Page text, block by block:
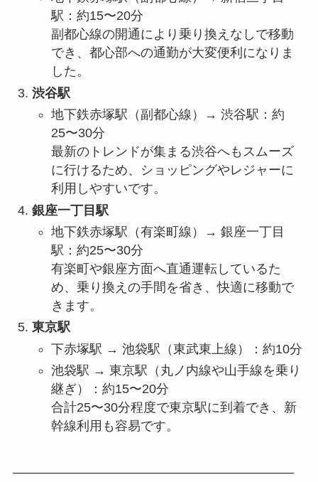
駅：約15〜20分
副都心線の開通により乗り換えなしで移動
でき、都心部への通勤が大変便利になりま
した。
渋谷駅
地下鉄赤塚駅（副都心線）→ 渋谷駅：約
25〜30分
最新のトレンドが集まる渋谷へもスムーズ
に行けるため、ショッピングやレジャーに
利用しやすいです。
銀座一丁目駅
地下鉄赤塚駅（有楽町線）→ 銀座一丁目
駅：約25〜30分
有楽町や銀座方面へ直通運転しているた
め、乗り換えの手間を省き、快適に移動で
きます。
東京駅
下赤塚駅 → 池袋駅（東武東上線）：約10分
池袋駅 → 東京駅（丸ノ内線や山手線を乗り
継ぎ）：約15〜20分
合計25〜30分程度で東京駅に到着でき、新
幹線利用も容易です。
――――――――――――――――――――――